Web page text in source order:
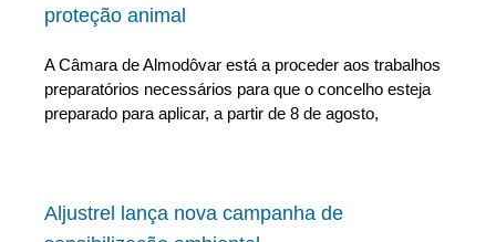
proteção animal
A Câmara de Almodôvar está a proceder aos trabalhos
preparatórios necessários para que o concelho esteja
preparado para aplicar, a partir de 8 de agosto,
Aljustrel lança nova campanha de